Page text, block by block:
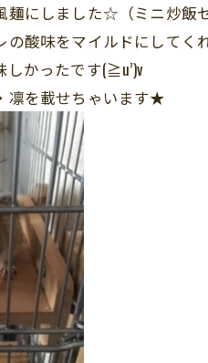
麺にしました☆（ミニ炒飯セ
の酸味をマイルドにしてく
しかったです(≧u’)v
凛を載せちゃいます★